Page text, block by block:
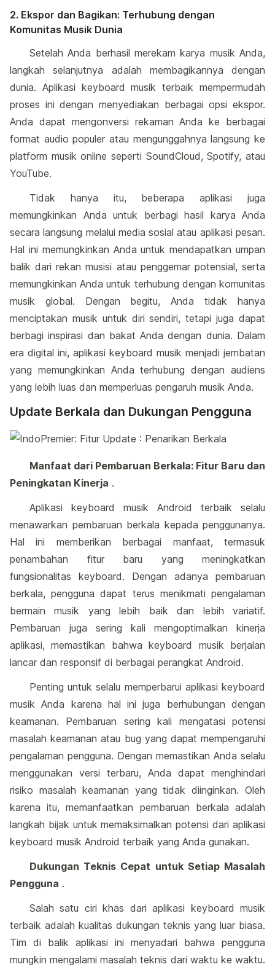
2. Ekspor dan Bagikan: Terhubung dengan
Komunitas Musik Dunia
Setelah Anda berhasil merekam karya musik Anda,
langkah selanjutnya adalah membagikannya dengan
dunia. Aplikasi keyboard musik terbaik mempermudah
proses ini dengan menyediakan berbagai opsi ekspor.
Anda dapat mengonversi rekaman Anda ke berbagai
format audio populer atau mengunggahnya langsung ke
platform musik online seperti SoundCloud, Spotify, atau
YouTube.
Tidak hanya itu, beberapa aplikasi juga
memungkinkan Anda untuk berbagi hasil karya Anda
secara langsung melalui media sosial atau aplikasi pesan.
Hal ini memungkinkan Anda untuk mendapatkan umpan
balik dari rekan musisi atau penggemar potensial, serta
memungkinkan Anda untuk terhubung dengan komunitas
musik global. Dengan begitu, Anda tidak hanya
menciptakan musik untuk diri sendiri, tetapi juga dapat
berbagi inspirasi dan bakat Anda dengan dunia. Dalam
era digital ini, aplikasi keyboard musik menjadi jembatan
yang memungkinkan Anda terhubung dengan audiens
yang lebih luas dan memperluas pengaruh musik Anda.
Update Berkala dan Dukungan Pengguna
Manfaat dari Pembaruan Berkala: Fitur Baru dan
Peningkatan Kinerja .
Aplikasi keyboard musik Android terbaik selalu
menawarkan pembaruan berkala kepada penggunanya.
Hal ini memberikan berbagai manfaat, termasuk
penambahan fitur baru yang meningkatkan
fungsionalitas keyboard. Dengan adanya pembaruan
berkala, pengguna dapat terus menikmati pengalaman
bermain musik yang lebih baik dan lebih variatif.
Pembaruan juga sering kali mengoptimalkan kinerja
aplikasi, memastikan bahwa keyboard musik berjalan
lancar dan responsif di berbagai perangkat Android.
Penting untuk selalu memperbarui aplikasi keyboard
musik Anda karena hal ini juga berhubungan dengan
keamanan. Pembaruan sering kali mengatasi potensi
masalah keamanan atau bug yang dapat mempengaruhi
pengalaman pengguna. Dengan memastikan Anda selalu
menggunakan versi terbaru, Anda dapat menghindari
risiko masalah keamanan yang tidak diinginkan. Oleh
karena itu, memanfaatkan pembaruan berkala adalah
langkah bijak untuk memaksimalkan potensi dari aplikasi
keyboard musik Android terbaik yang Anda gunakan.
Dukungan Teknis Cepat untuk Setiap Masalah
Pengguna .
Salah satu ciri khas dari aplikasi keyboard musik
terbaik adalah kualitas dukungan teknis yang luar biasa.
Tim di balik aplikasi ini menyadari bahwa pengguna
mungkin mengalami masalah teknis dari waktu ke waktu.